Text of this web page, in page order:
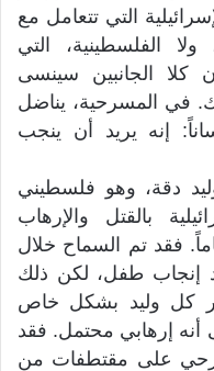
التي تتعامل مع
ولا الفلسطينية، التي
كلا الجانبين سينسى
في المسرحية، يناضل
إنه يريد أن ينجب
دقة، وهو فلسطيني
بالقتل والإرهاب
عليه بالسجن منذ 30 عاماً. فقد تم السماح خلال
إنجاب طفل، لكن ذلك
كل وليد بشكل خاص
أنه إرهابي محتمل. فقد
على مقتطفات من